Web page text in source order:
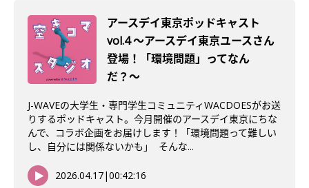
アースデイ東京ポッドキャスト
vol.4 〜アースデイ東京ユースさん
登場！「環境問題」ってなん
だ？〜
J-WAVEの大学生・専門学生コミュニティWACDOESがお送
りするポッドキャスト。今月開催のアースデイ東京にちな
んで、コラボ企画をお届けします！「環境問題って難しい
し、自分には関係ないかも」 そんな...
2026.04.17|00:42:16